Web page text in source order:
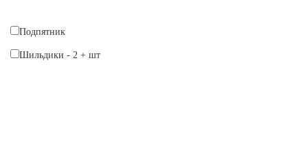
Подпятник
Шильдики - 2 + шт